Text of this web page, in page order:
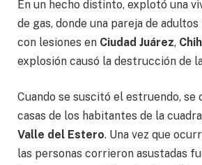
En un hecho distinto, explotó una
de gas, donde una pareja de
con lesiones en Ciudad Juárez,
explosión causó la destrucción de
Cuando se suscitó el estruendo, se
casas de los habitantes de la
Valle del Estero. Una vez que
las personas corrieron asustadas